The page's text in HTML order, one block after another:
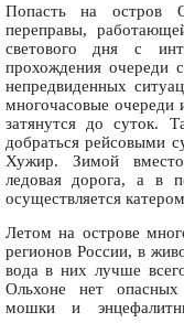
Попасть на остров
переправы,
светового дня с
прохождения очереди
непредвиденных
многочасовые очереди
затянутся до суток.
добраться рейсовыми
Хужир. Зимой
ледовая дорога, а в
осуществляется
Летом на острове
регионов России, в
вода в них лучше
Ольхоне нет
мошки и